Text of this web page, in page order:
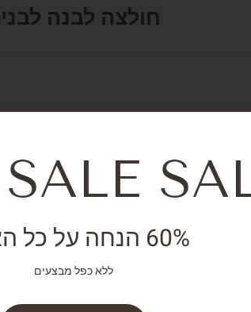
חולצה לבנה
והחזרות
ותנאי שימוש
יצירת קשר
צור קשר
שירות
60% הנחה על כל האתר
ללא כפל מבצעים